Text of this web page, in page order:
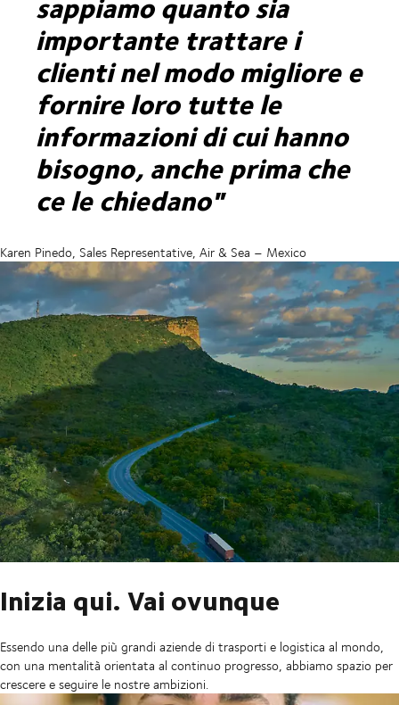
importante trattare i
clienti nel modo migliore e
fornire loro tutte le
informazioni di cui hanno
bisogno, anche prima che
ce le chiedano"
Karen Pinedo, Sales Representative, Air & Sea – Mexico
Inizia qui. Vai ovunque
Essendo una delle più grandi aziende di trasporti e logistica al mondo,
con una mentalità orientata al continuo progresso, abbiamo spazio per
crescere e seguire le nostre ambizioni.